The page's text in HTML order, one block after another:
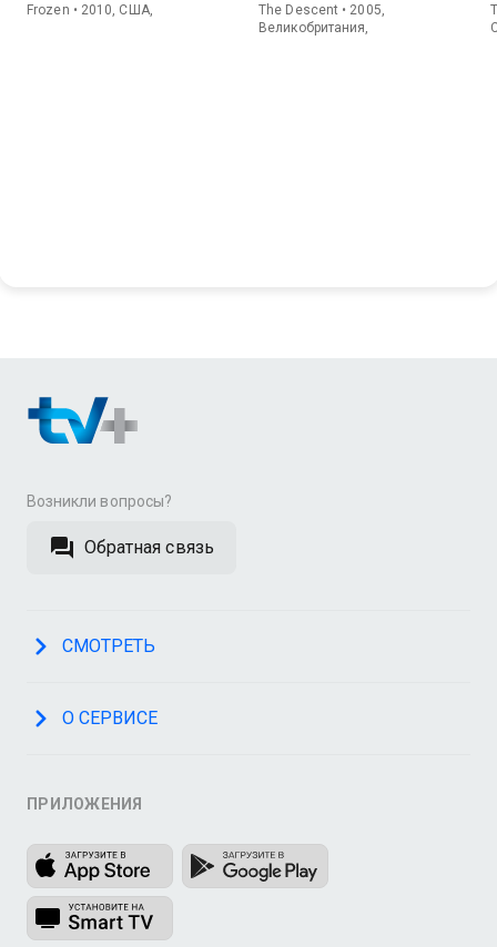
Frozen • 2010, США,
The Descent • 2005,
Великобритания,
Возникли вопросы?
Обратная связь
СМОТРЕТЬ
О СЕРВИСЕ
ПРИЛОЖЕНИЯ